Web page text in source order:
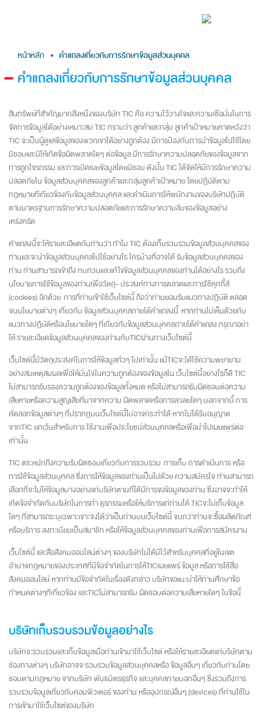
หน้าหลัก คำแถลงเกี่ยวกับการรักษาข้อมูลส่วนบุคคล
คำแถลงเกี่ยวกับการรักษาข้อมูลส่วนบุคคล
สินทรัพย์ที่สำคัญมากสิ่งหนึ่งของบริษัท TIC คือ ความไว้วางใจและความเชื่อมั่นในการ
จัดการข้อมูลได้อย่างเหมาะสม TIC ทราบว่า ลูกค้าและกลุ่ม ลูกค้าเป้าหมายคาดหวังว่า
TIC จะเป็นผู้ดูแลข้อมูลของพวกเขาได้อย่างถูกต้อง มีการป้องกันการนำข้อมูลไปใช้โดย
มิชอบและมิให้เกิดข้อผิดพลาดใดๆ ต่อข้อมูล มีการรักษาความปลอดภัยของข้อมูลจาก
การถูกโจรกรรม และการเปิดเผยข้อมูลโดยมิชอบ ดังนั้น TIC ได้จัดให้มีการรักษาความ
ปลอดภัยใน ข้อมูลส่วนบุคคลของลูกค้าและกลุ่มลูกค้าเป้าหมาย โดยปฏิบัติตาม
กฎหมายที่เกี่ยวข้องกับข้อมูลส่วนบุคคล และดำเนินการให้พนักงานของบริษัทปฏิบัติ
ตามมาตรฐานการรักษาความปลอดภัยและการรักษาความลับของข้อมูลอย่าง
เคร่งครัด
คำแถลงนี้จะให้รายละเอียดกับท่านว่า ทำไม TIC ต้องเก็บรวบรวมข้อมูลส่วนบุคคลของ
ท่านและจะนำข้อมูลส่วนบุคคลไปใช้อย่างไร ใครบ้างที่อาจได้ รับข้อมูลส่วนบุคคลของ
ท่าน ท่านสามารถเข้าถึง ทบทวนและแก้ไขข้อมูลส่วนบุคคลของท่านได้อย่างไร รวมถึง
นโยบายการใช้ข้อมูลของท่านเพื่อวัตถุ- ประสงค์ทางการตลาดและการใช้คุกกี้ส์
(cookies) อีกด้วย การที่ท่านเข้าใช้เว็บไซต์นี้ ถือว่าท่านยอมรับแนวทางปฏิบัติ ตลอด
จนนโยบายต่างๆ เกี่ยวกับ ข้อมูลส่วนบุคคลภายใต้คำแถลงนี้ หากท่านไม่เห็นด้วยกับ
แนวทางปฏิบัติหรือนโยบายใดๆ ที่เกี่ยวกับข้อมูลส่วนบุคคลภายใต้คำแถลง กรุณาอย่า
ให้ รายละเอียดข้อมูลส่วนบุคคลของท่านกับTICผ่านทางเว็บไซต์นี้
เว็บไซต์นี้มีวัตถุประสงค์ในการให้ข้อมูลทั่วๆ ไปเท่านั้น แม้TICจะได้ใช้ความพยายาม
อย่างสมเหตุสมผลเพื่อให้มั่นใจในความถูกต้องของข้อมูลใน เว็บไซต์นี้อย่างไรก็ดี TIC
ไม่สามารถรับรองความถูกต้องของข้อมูลทั้งหมด หรือไม่สามารถรับผิดชอบต่อความ
เสียหายหรือความสูญเสียที่มาจากความ ผิดพลาดหรือการละเลยใดๆ นอกจากนี้ การ
คัดลอกข้อมูลต่างๆ ที่ปรากฏบนเว็บไซต์นี้ไม่อาจกระทำได้ หากไม่ได้รับอนุญาต
จากTIC ยกเว้นสำหรับการ ใช้งานเพื่อประโยชน์ส่วนบุคคลหรือเพื่อนำไปเผยแพร่ต่อ
เท่านั้น
TIC ตระหนักถึงความรับผิดชอบเกี่ยวกับการรวบรวม การเก็บ การดำเนินการ หรือ
การใช้ข้อมูลส่วนบุคคล ซึ่งการให้ข้อมูลของท่านเป็นไปด้วย ความสมัครใจ ท่านสามารถ
เลือกที่จะไม่ให้ข้อมูลบางอย่างแก่บริษัทตามที่ได้มีการขอข้อมูลของท่าน ซึ่งอาจจะทำให้
เกิดข้อจำกัดกับบริษัทในการทำ ธุรกรรมหรือให้บริการแก่ท่านได้ TICจะไม่เก็บข้อมูล
ใดๆ ที่สามารถระบุเฉพาะเจาะจงได้ว่าเป็นท่านบนเว็บไซต์นี้ จนกว่าท่านจะซื้อผลิตภัณฑ์
หรือบริการ ลงทะเบียนเป็นสมาชิก หรือให้ข้อมูลส่วนบุคคลของท่านเพื่อการสมัครงาน
เว็บไซต์นี้ และสื่อสังคมออนไลน์ต่างๆ ของบริษัทไม่ได้มีไว้สำหรับบุคคลที่อยู่ในเขต
อำนาจกฎหมายของประเทศที่มีข้อจำกัดในการให้TICเผยแพร่ ข้อมูล หรือการใช้สื่อ
สังคมออนไลน์ หากท่านมีข้อจำกัดในเรื่องดังกล่าว บริษัทขอแนะนำให้ท่านศึกษาข้อ
กำหนดต่างๆที่เกี่ยวข้อง และTICไม่สามารถรับ ผิดชอบต่อความเสียหายใดๆ ในข้อนี้
บริษัทเก็บรวบรวมข้อมูลอย่างไร
บริษัทจะรวบรวมและเก็บข้อมูลเมื่อท่านเข้ามาใช้เว็บไซต์ หรือให้รายละเอียดแก่บริษัทตาม
ช่องทางต่างๆ บริษัทอาจจะรวบรวมข้อมูลส่วนบุคคลหรือ ข้อมูลอื่นๆ เกี่ยวกับท่านโดย
ชอบตามกฎหมาย จากบริษัท พันธมิตรธุรกิจ และบุคคลภายนอกอื่นๆ ซึ่งรวมถึงการ
รวบรวมข้อมูลเกี่ยวกับคอมพิวเตอร์ ของท่าน หรืออุปกรณ์อื่นๆ (devices) ที่ท่านใช้ใน
การเข้ามาใช้เว็บไซต์ของบริษัท